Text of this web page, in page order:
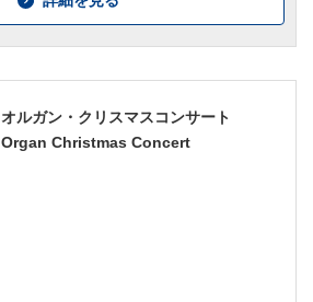
オルガン・クリスマスコンサート
Organ Christmas Concert